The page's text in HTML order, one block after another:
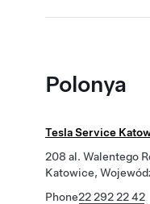
Polonya
Tesla Service
208 al. Walentego
Katowice,
Phone22 292 22 42